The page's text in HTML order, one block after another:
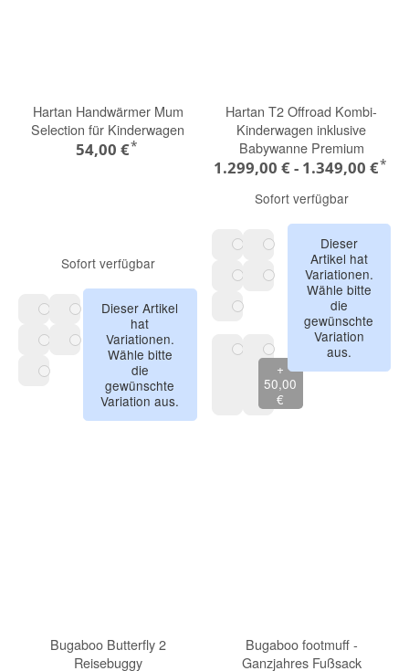
Hartan Handwärmer Mum
Selection für Kinderwagen
54,00 €*
Sofort verfügbar
walnut grey 605
butterfly pea 607
pistachio 608
Dieser Artikel
hat
Variationen.
Wähle bitte
die
gewünschte
Variation aus.
Hartan T2 Offroad Kombi-
Kinderwagen inklusive
Babywanne Premium
1.299,00 € - 1.349,00 €*
Sofort verfügbar
walnut grey 605
hazel 606
butterfly pea 607
pistachio 608
ohne Handbremse
mit Hamdbremse
+
50,00
€
Dieser
Artikel hat
Variationen.
Wähle bitte
die
gewünschte
Variation
aus.
Bugaboo Butterfly 2
Reisebuggy
Bugaboo footmuff -
Ganzjahres Fußsack